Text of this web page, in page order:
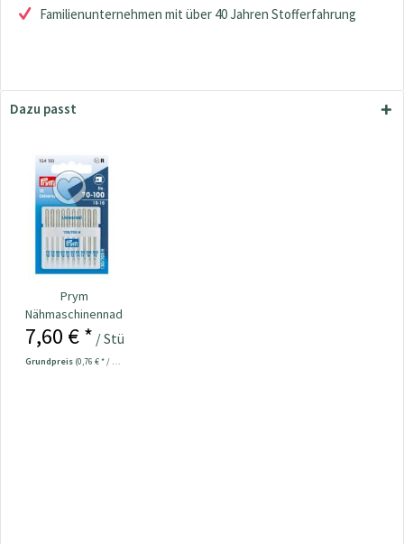
Familienunternehmen mit über 40 Jahren Stofferfahrung
Dazu passt
Prym
Nähmaschinennadeln
130/705
Universal...
7,60 € * / Stück
Grundpreis (0,76 € * / 1 Stück)